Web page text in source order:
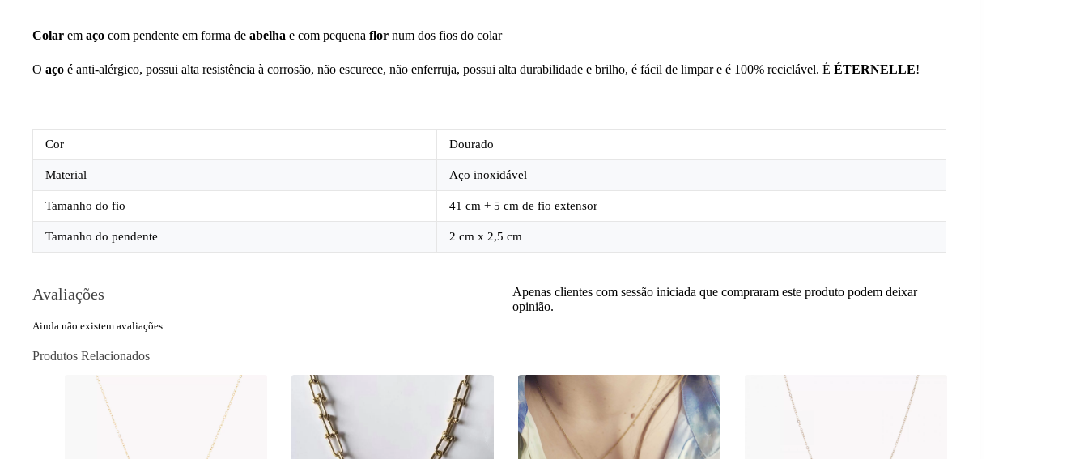
Colar em aço com pendente em forma de abelha e com pequena flor num dos fios do colar
O aço é anti-alérgico, possui alta resistência à corrosão, não escurece, não enferruja, possui alta durabilidade e brilho, é fácil de limpar e é 100% reciclável. É ÉTERNELLE!
Cor Dourado
Material Aço inoxidável
Tamanho do fio 41 cm + 5 cm de fio extensor
Tamanho do pendente 2 cm x 2,5 cm
Avaliações
Ainda não existem avaliações.
Apenas clientes com sessão iniciada que compraram este produto podem deixar
opinião.
Produtos Relacionados